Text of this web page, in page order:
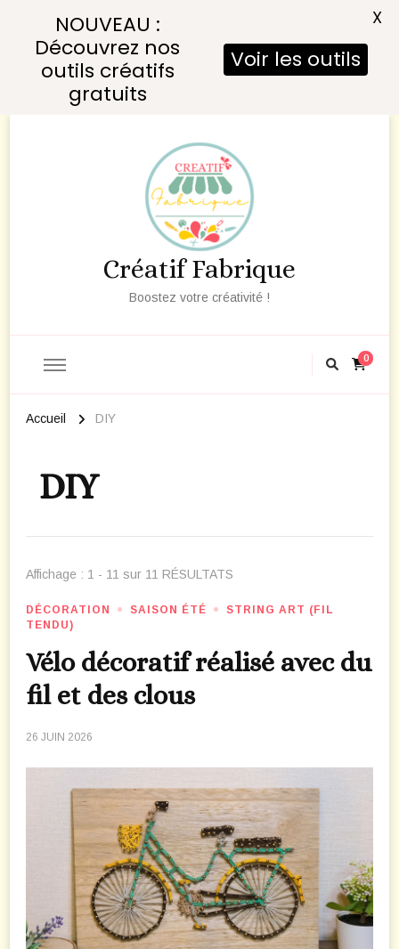
Créatif Fabrique
Boostez votre créativité !
0
Accueil DIY
DIY
Affichage : 1 - 11 sur 11 RÉSULTATS
DÉCORATION SAISON ÉTÉ
STRING ART (FIL
TENDU)
Vélo décoratif réalisé avec du
fil et des clous
26 JUIN 2026
NOUVEAU :
Découvrez nos
outils créatifs
gratuits
Voir les outils
X